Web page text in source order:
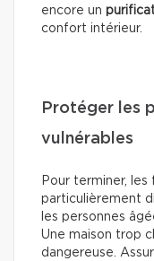
encore un
confort intérieur.
Protéger les
vulnérables
Pour terminer,
particulièrement
les personnes
Une maison trop
dangereuse.